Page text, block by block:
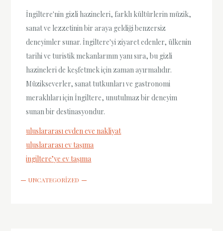
İngiltere'nin gizli hazineleri, farklı kültürlerin müzik,
sanat ve lezzetinin bir araya geldiği benzersiz
deneyimler sunar. İngiltere'yi ziyaret edenler, ülkenin
tarihi ve turistik mekanlarının yanı sıra, bu gizli
hazineleri de keşfetmek için zaman ayırmalıdır.
Müzikseverler, sanat tutkunları ve gastronomi
meraklıları için İngiltere, unutulmaz bir deneyim
sunan bir destinasyondur.
uluslararası evden eve nakliyat
uluslararası ev taşıma
ingiltere’ye ev taşıma
UNCATEGORIZED